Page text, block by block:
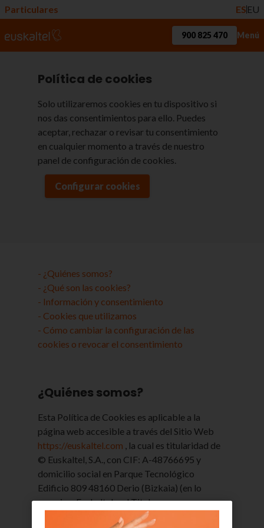
Particulares ES EU
900 825 470 Menú
Política de cookies
Solo utilizaremos cookies en tu dispositivo si
nos das consentimientos para ello. Puedes
aceptar, rechazar o revisar tu consentimiento
en cualquier momento a través de nuestro
panel de configuración de cookies.
Configurar cookies
- ¿Quiénes somos?
- ¿Qué son las cookies?
- Información y consentimiento
- Cookies que utilizamos
- Cómo cambiar la configuración de las
cookies o revocar el consentimiento
¿Quiénes somos?
Esta Política de Cookies es aplicable a la
página web accesible a través del Sitio Web
https://euskaltel.com , la cual es titularidad de
© Euskaltel, S.A., con CIF: A-48766695 y
domicilio social en Parque Tecnológico
Edificio 809 48160 Derio (Bizkaia) (en lo
sucesivo, Euskaltel o el Titular
indistintamente). Tiene como propósito